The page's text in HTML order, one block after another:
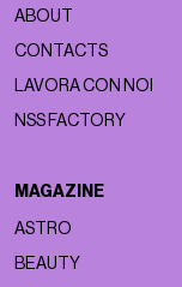
ABOUT
CONTACTS
LAVORA CON NOI
NSS FACTORY
MAGAZINE
ASTRO
BEAUTY